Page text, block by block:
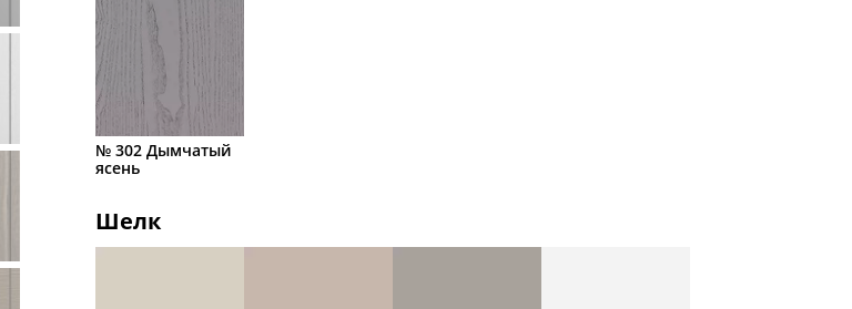
№ 302 Дымчатый
ясень
Шелк